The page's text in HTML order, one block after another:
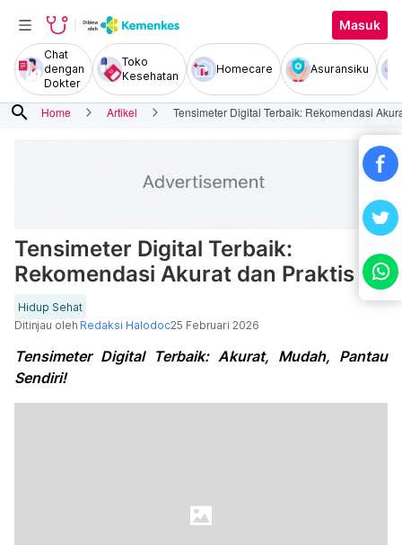
Masuk
Chat
dengan
Dokter
Toko
Kesehatan
Homecare Asuransiku
search Home Artikel Tensimeter Digital Terbaik: Rekomendasi
Tensimeter Digital Terbaik:
Rekomendasi Akurat dan Praktis
Hidup Sehat
Ditinjau oleh Redaksi Halodoc25 Februari 2026
Tensimeter Digital Terbaik: Akurat, Mudah, Pantau
Sendiri!